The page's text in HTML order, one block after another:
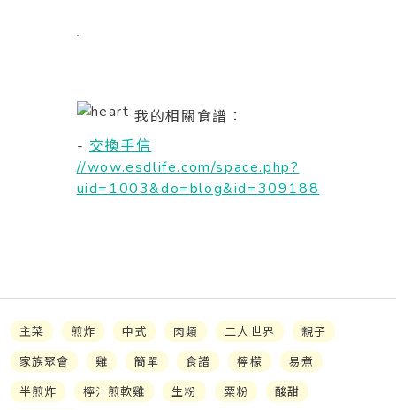
我的相關食譜：
- 交換手信
//wow.esdlife.com/space.php?
uid=1003&do=blog&id=309188
主菜 煎炸 中式 肉類 二人世界
親子
家族聚會
雞 簡單 食譜 檸檬
易煮
半煎炸
檸汁煎軟雞 生粉 粟粉
酸甜